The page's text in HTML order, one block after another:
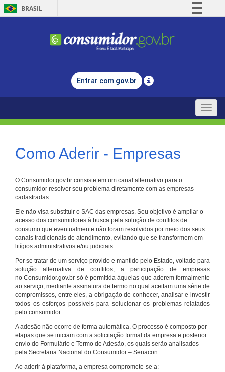
BRASIL
Comunica BR
Legislação
Entrar com gov.br
Toggle
Como Aderir - Empresas
O Consumidor.gov.br consiste em um canal alternativo para o
consumidor resolver seu problema diretamente com as empresas
cadastradas.
Ele não visa substituir o SAC das empresas. Seu objetivo é ampliar o
acesso dos consumidores à busca pela solução de conflitos de
consumo que eventualmente não foram resolvidos por meio dos seus
canais tradicionais de atendimento, evitando que se transformem em
litígios administrativos e/ou judiciais.
Por se tratar de um serviço provido e mantido pelo Estado, voltado para
solução alternativa de conflitos, a participação de empresas
no Consumidor.gov.br só é permitida àquelas que aderem formalmente
ao serviço, mediante assinatura de termo no qual aceitam uma série de
compromissos, entre eles, a obrigação de conhecer, analisar e investir
todos os esforços possíveis para solucionar os problemas relatados
pelo consumidor.
A adesão não ocorre de forma automática. O processo é composto por
etapas que se iniciam com a solicitação formal da empresa e posterior
envio do Formulário e Termo de Adesão, os quais serão analisados
pela Secretaria Nacional do Consumidor – Senacon.
Ao aderir à plataforma, a empresa compromete-se a: